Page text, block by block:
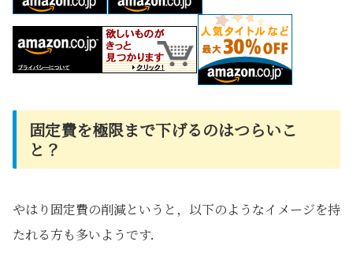
固定費を極限まで下げるのはつらいこ
と？
やはり固定費の削減というと，以下のようなイメージを持
たれる方も多いようです．